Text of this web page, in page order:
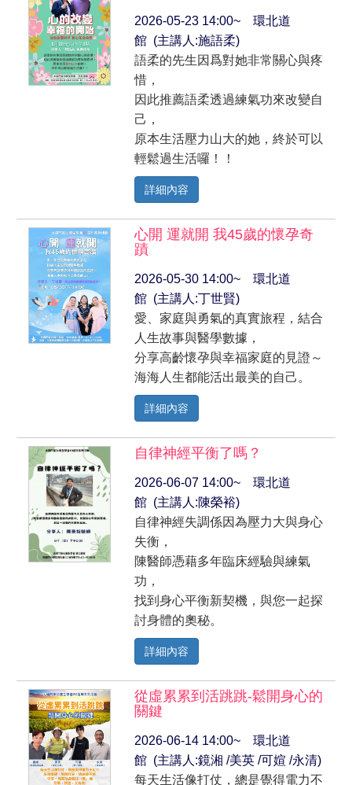
2026-05-23 14:00~ 環北道
館 (主講人:施語柔)
語柔的先生因爲對她非常關心與疼
惜，
因此推薦語柔透過練氣功來改變自
己，
原本生活壓力山大的她，終於可以
輕鬆過生活囉！！
詳細內容
心開 運就開 我45歲的懷孕奇
蹟
2026-05-30 14:00~ 環北道
館 (主講人:丁世賢)
愛、家庭與勇氣的真實旅程，結合
人生故事與醫學數據，
分享高齡懷孕與幸福家庭的見證～
海海人生都能活出最美的自己。
詳細內容
自律神經平衡了嗎？
2026-06-07 14:00~ 環北道
館 (主講人:陳榮裕)
自律神經失調係因為壓力大與身心
失衡，
陳醫師憑藉多年臨床經驗與練氣
功，
找到身心平衡新契機，與您一起探
討身體的奧秘。
詳細內容
從虛累累到活跳跳-鬆開身心的
關鍵
2026-06-14 14:00~ 環北道
館 (主講人:鏡湘 /美英 /可媗 /永清)
每天生活像打仗，總是覺得電力不